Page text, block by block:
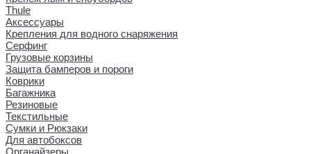
Thule
Аксессуары
Крепления для водного снаряжения
Серфинг
Грузовые корзины
Защита бамперов и пороги
Коврики
Багажника
Резиновые
Текстильные
Сумки и Рюкзаки
Для автобоксов
Органайзеры